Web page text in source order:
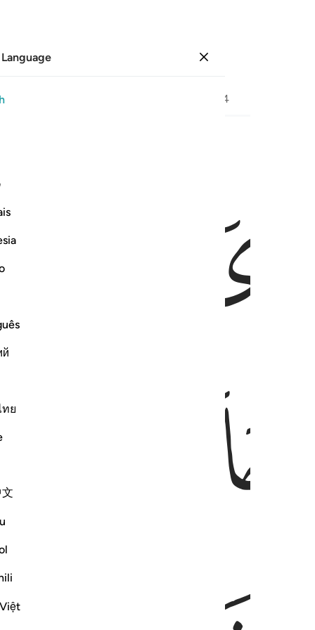
ย
44
إِلَىٰ بَلَدٍۢ مَّيِّتٍۢ فَأَحْيَيْنَا بِهِ ٱلْأَرْضَ بَعْدَ مَوْتِهَا ۚ كَذَٰلِكَ
ﲛ